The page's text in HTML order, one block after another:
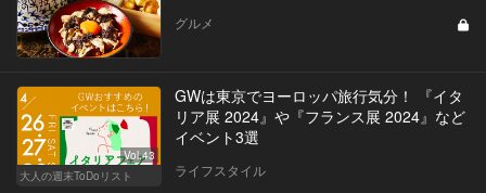
グルメ
Vol.43
大人の週末ToDoリスト
GWは東京でヨーロッパ旅行気分！ 『イタ
リア展 2024』や『フランス展 2024』など
イベント3選
ライフスタイル